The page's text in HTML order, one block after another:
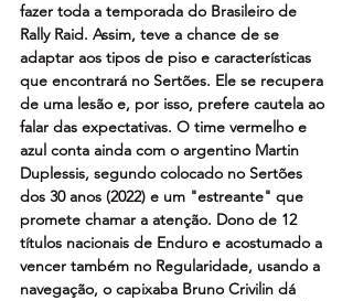
fazer toda a temporada do Brasileiro de
Rally Raid. Assim, teve a chance de se
adaptar aos tipos de piso e características
que encontrará no Sertões. Ele se recupera
de uma lesão e, por isso, prefere cautela ao
falar das expectativas. O time vermelho e
azul conta ainda com o argentino Martin
Duplessis, segundo colocado no Sertões
dos 30 anos (2022) e um "estreante" que
promete chamar a atenção. Dono de 12
títulos nacionais de Enduro e acostumado a
vencer também no Regularidade, usando a
navegação, o capixaba Bruno Crivilin dá